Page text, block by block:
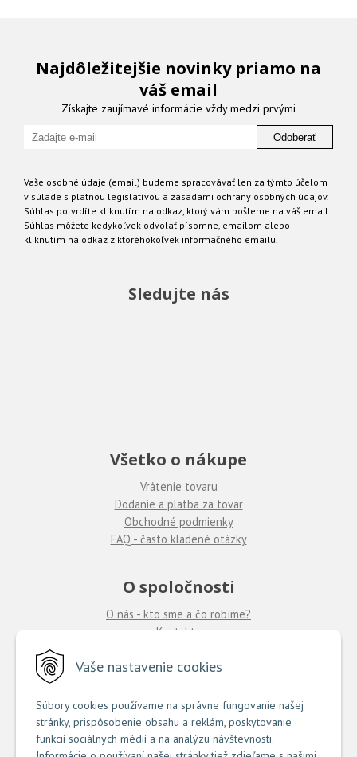
Vaše nastavenie cookies
Súbory cookies používame na správne fungovanie našej
stránky, prispôsobenie obsahu a reklám, poskytovanie
funkcií sociálnych médií a na analýzu návštevnosti.
Najdôležitejšie novinky priamo na
váš email
Získajte zaujímavé informácie vždy medzi prvými
Odoberať
Vaše osobné údaje (email) budeme spracovávať len za týmto účelom
v súlade s platnou legislatívou a zásadami ochrany osobných údajov.
Súhlas potvrdíte kliknutím na odkaz, ktorý vám pošleme na váš email.
Súhlas môžete kedykoľvek odvolať písomne, emailom alebo
kliknutím na odkaz z ktoréhokoľvek informačného emailu.
Sledujte nás
Všetko o nákupe
Vrátenie tovaru
Dodanie a platba za tovar
Obchodné podmienky
FAQ - často kladené otázky
O spoločnosti
O nás - kto sme a čo robíme?
Kontakty
Predajne COUTURE
TU nájdete zoznam našich predajní